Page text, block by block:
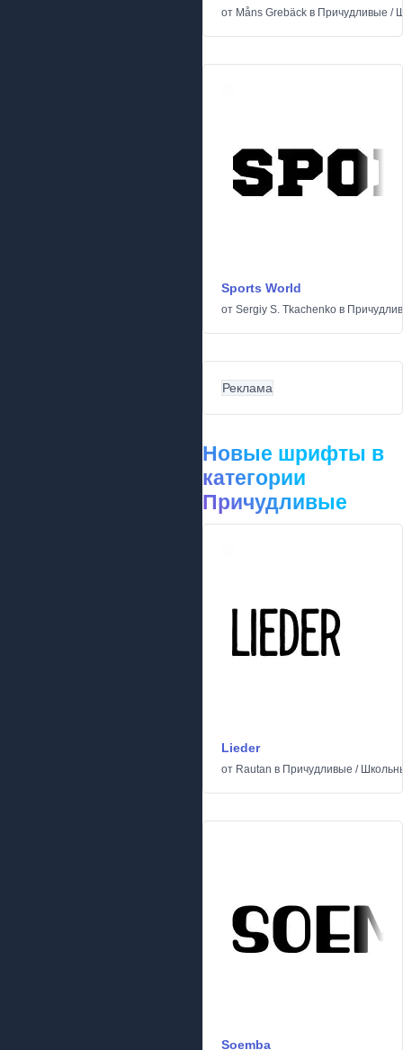
от Måns Grebäck в Причудливые /
Sports World
от Sergiy S. Tkachenko в
Реклама
Новые шрифты в
категории
Причудливые
Lieder
от Rautan в Причудливые /
Soemba